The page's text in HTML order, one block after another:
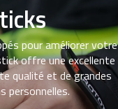
pour améliorer votre
offre une excellente
qualité et de grandes
personnelles.